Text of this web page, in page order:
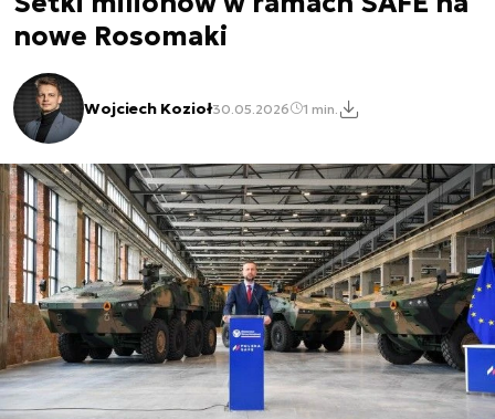
nowe Rosomaki
Wojciech Kozioł30.05.2026 1 min.